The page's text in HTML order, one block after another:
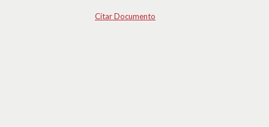
Citar Documento